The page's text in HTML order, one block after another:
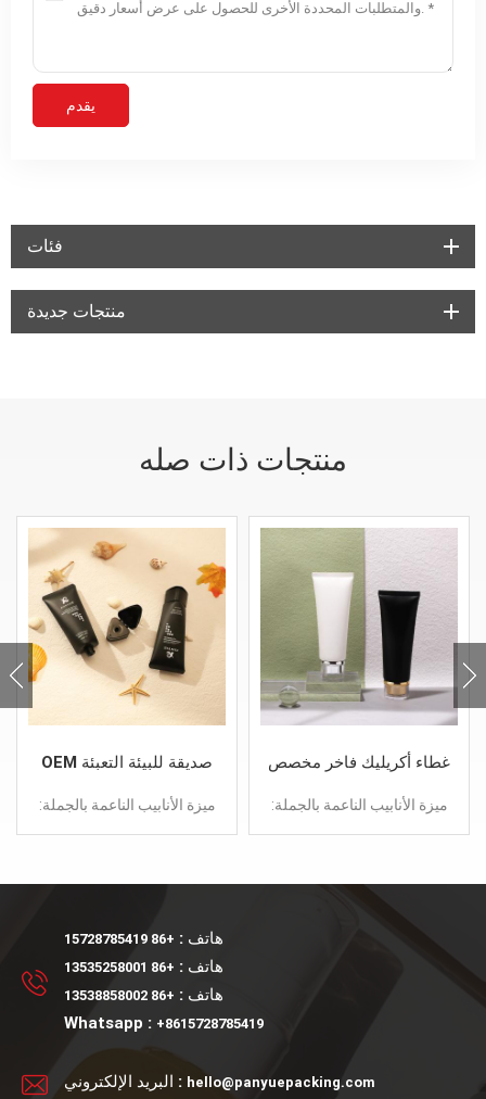
فئات
منتجات جديدة
منتجات ذات صله
OEM صديقة للبيئة التعبئة
أنبوب مستحضرات التجميل
ميزة الأنابيب الناعمة بالجملة:
تصميم جديد تقديم عينة أنابيب
غطاء أكريليك فاخر مخصص
جرام
ميزة الأنابيب الناعمة بالجملة:
تصميم جديد تقديم عينة أنابيب
هاتف : +86 15728785419
هاتف : +86 13535258001
هاتف : +86 13538858002
Whatsapp : +8615728785419
البريد الإلكتروني : hello@panyuepacking.com